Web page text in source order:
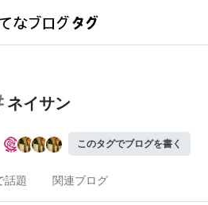
ネイサン
このタグでブログを書く
話題 関連ブログ